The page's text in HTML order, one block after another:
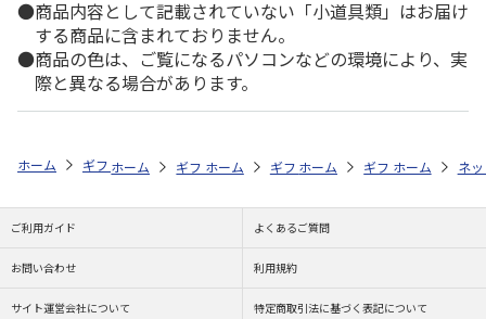
商品内容として記載されていない「小道具類」はお届け
する商品に含まれておりません。
商品の色は、ご覧になるパソコンなどの環境により、実
際と異なる場合があります。
ホーム ギフトストア お中元・夏ギフト特集 2026 ハム・お肉 ＜
ホーム ギフトストア お中元・夏ギフト特集 2026
ホーム ギフトストア お中元・夏ギフト
ホーム ギフトストア お
ホーム ネ
ご利用ガイド よくあるご質問
お問い合わせ 利用規約
サイト運営会社について 特定商取引法に基づく表記について